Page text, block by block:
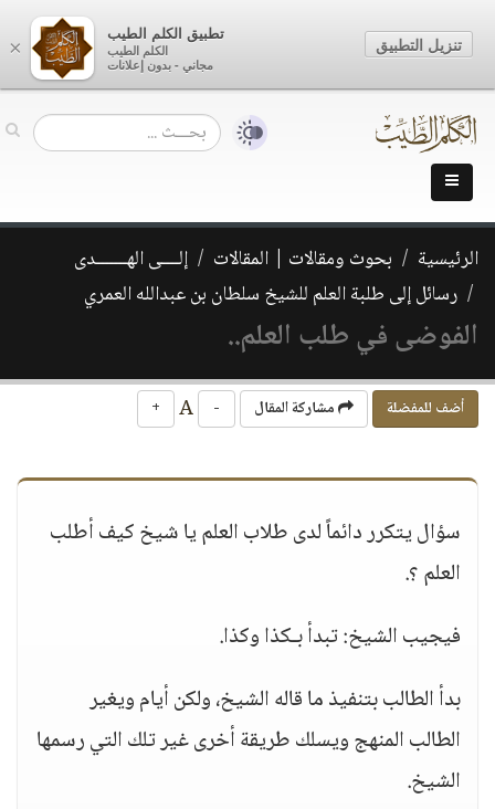
الرئيسية بحوث ومقالات | المقالات
إلــــى الهـــــــدى
رسائل إلى طلبة العلم للشيخ سلطان بن عبدالله العمري
الفوضى في طلب العلم..
أضف للمفضلة مشاركة المقال -
+
سؤال يتكرر دائماً لدى طلاب العلم يا شيخ كيف أطلب
العلم ؟.
فيجيب الشيخ: تبدأ بـكذا وكذا.
بدأ الطالب بتنفيذ ما قاله الشيخ، ولكن أيام ويغير
الطالب المنهج ويسلك طريقة أخرى غير تلك التي رسمها
الشيخ.
×
تطبيق الكلم الطيب
الكلم الطيب
مجاني - بدون إعلانات
تنزيل التطبيق